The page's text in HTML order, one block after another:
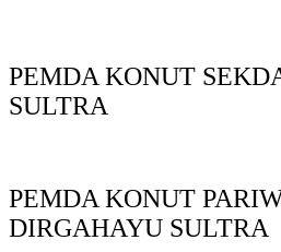
PEMDA KONUT
SULTRA
PEMDA KONUT
DIRGAHAYU SULTRA